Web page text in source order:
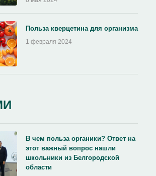
Польза кверцетина для организма
1 февраля 2024
В чем польза органики? Ответ на
этот важный вопрос нашли
школьники из Белгородской
области